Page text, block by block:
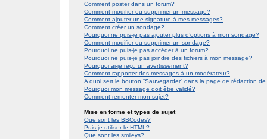
Comment poster dans un forum?
Comment modifier ou supprimer un message?
Comment ajouter une signature à mes messages?
Comment créer un sondage?
Pourquoi ne puis-je pas ajouter plus d’options à mon sondage?
Comment modifier ou supprimer un sondage?
Pourquoi ne puis-je pas accéder à un forum?
Pourquoi ne puis-je pas joindre des fichiers à mon message?
Pourquoi ai-je reçu un avertissement?
Comment rapporter des messages à un modérateur?
A quoi sert le bouton “Sauvegarder” dans la page de rédaction
Pourquoi mon message doit être validé?
Comment remonter mon sujet?
Mise en forme et types de sujet
Que sont les BBCodes?
Puis-je utiliser le HTML?
Que sont les smileys?